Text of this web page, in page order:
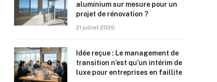
aluminium sur mesure pour un
projet de rénovation ?
21 juillet 2026
Idée reçue : Le management de
transition n’est qu’un intérim de
luxe pour entreprises en faillite